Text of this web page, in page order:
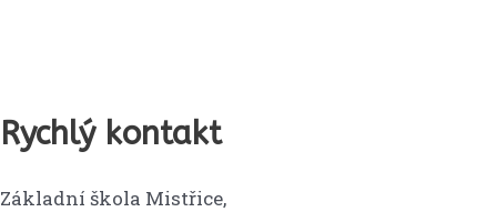
Rychlý kontakt
Základní škola Mistřice,